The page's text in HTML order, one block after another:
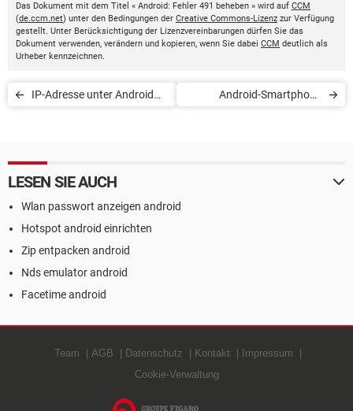
Das Dokument mit dem Titel « Android: Fehler 491 beheben » wird auf CCM
(de.ccm.net) unter den Bedingungen der Creative Commons-Lizenz zur Verfügung
gestellt. Unter Berücksichtigung der Lizenzvereinbarungen dürfen Sie das
Dokument verwenden, verändern und kopieren, wenn Sie dabei CCM deutlich als
Urheber kennzeichnen.
IP-Adresse unter Android
Android-Smartphone
LESEN SIE AUCH
Wlan passwort anzeigen android
Hotspot android einrichten
Zip entpacken android
Nds emulator android
Facetime android
Team AGB Datenschutz Kontakt
Impressum
Cookie-Verwaltung